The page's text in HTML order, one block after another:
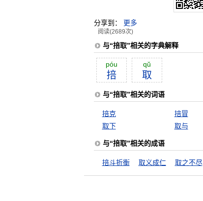
分享到： 更多
阅读(2689次)
与“掊取”相关的字典解释
póu
掊
qŭ
取
与“掊取”相关的词语
掊克 掊冒
取下
取与
与“掊取”相关的成语
掊斗折衡 取义成仁 取之不尽